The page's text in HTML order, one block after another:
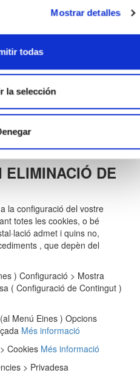
Mostrar detalles
todas
la selección
noves sessions o
Exempta
Urchin .
Exempta
que explica
l' usuari ha arribat
a la pàgina web.
No
ELIMINACIÓ DE
la configuració del vostre
totes les cookies, o bé
admet i quins no,
, que depèn del
) Configuració > Mostra
( Configuració de Contingut )
(al Menú Eines ) Opcions
Més informació
Cookies Més informació
> Privadesa